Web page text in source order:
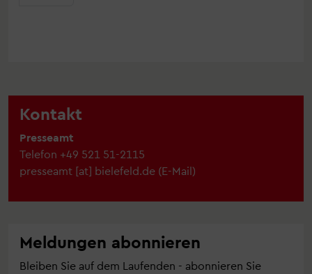
Kontakt
Presseamt
Telefon +49 521 51-2115
presseamt [at] bielefeld.de (E-Mail)
Meldungen abonnieren
Bleiben Sie auf dem Laufenden - abonnieren Sie